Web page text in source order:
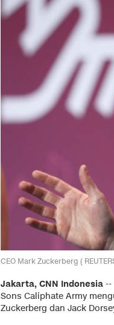
CEO Mark Zuckerberg (
Jakarta, CNN Indonesia --
Sons Caliphate Army
Zuckerberg dan Jack